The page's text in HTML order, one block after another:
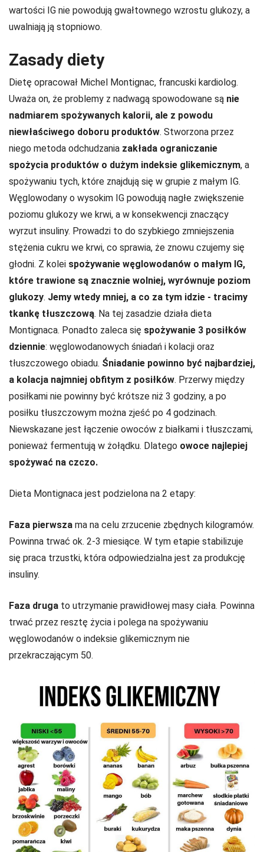
wartości IG nie powodują gwałtownego wzrostu glukozy, a
uwalniają ją stopniowo.
Zasady diety
Dietę opracował Michel Montignac, francuski kardiolog.
Uważa on, że problemy z nadwagą spowodowane są nie
nadmiarem spożywanych kalorii, ale z powodu
niewłaściwego doboru produktów. Stworzona przez
niego metoda odchudzania zakłada ograniczanie
spożycia produktów o dużym indeksie glikemicznym, a
spożywaniu tych, które znajdują się w grupie z małym IG.
Węglowodany o wysokim IG powodują nagłe zwiększenie
poziomu glukozy we krwi, a w konsekwencji znaczący
wyrzut insuliny. Prowadzi to do szybkiego zmniejszenia
stężenia cukru we krwi, co sprawia, że znowu czujemy się
głodni. Z kolei spożywanie węglowodanów o małym IG,
które trawione są znacznie wolniej, wyrównuje poziom
glukozy. Jemy wtedy mniej, a co za tym idzie - tracimy
tkankę tłuszczową. Na tej zasadzie działa dieta
Montignaca. Ponadto zaleca się spożywanie 3 posiłków
dziennie: węglowodanowych śniadań i kolacji oraz
tłuszczowego obiadu. Śniadanie powinno być najbardziej,
a kolacja najmniej obfitym z posiłków. Przerwy między
posiłkami nie powinny być krótsze niż 3 godziny, a po
posiłku tłuszczowym można zjeść po 4 godzinach.
Niewskazane jest łączenie owoców z białkami i tłuszczami,
ponieważ fermentują w żołądku. Dlatego owoce najlepiej
spożywać na czczo.
Dieta Montignaca jest podzielona na 2 etapy:
Faza pierwsza ma na celu zrzucenie zbędnych kilogramów.
Powinna trwać ok. 2-3 miesiące. W tym etapie stabilizuje
się praca trzustki, która odpowiedzialna jest za produkcję
insuliny.
Faza druga to utrzymanie prawidłowej masy ciała. Powinna
trwać przez resztę życia i polega na spożywaniu
węglowodanów o indeksie glikemicznym nie
przekraczającym 50.